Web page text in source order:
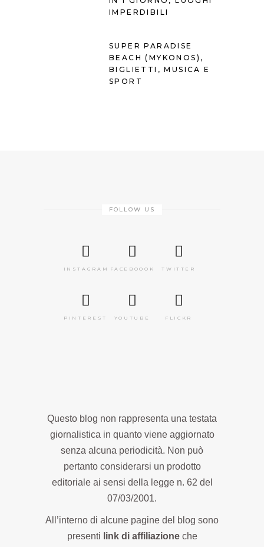
IMPERDIBILI
SUPER PARADISE
BEACH (MYKONOS),
BIGLIETTI, MUSICA E
SPORT
FOLLOW US
INSTAGRAM FACEBOOOK TWITTER
PINTEREST YOUTUBE FLICKR
Questo blog non rappresenta una testata
giornalistica in quanto viene aggiornato
senza alcuna periodicità. Non può
pertanto considerarsi un prodotto
editoriale ai sensi della legge n. 62 del
07/03/2001.
All’interno di alcune pagine del blog sono
presenti link di affiliazioneche